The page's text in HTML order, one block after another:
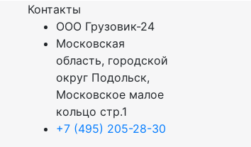
Контакты
ООО Грузовик-24
Московская
область, городской
округ Подольск,
Московское малое
кольцо стр.1
+7 (495) 205-28-30